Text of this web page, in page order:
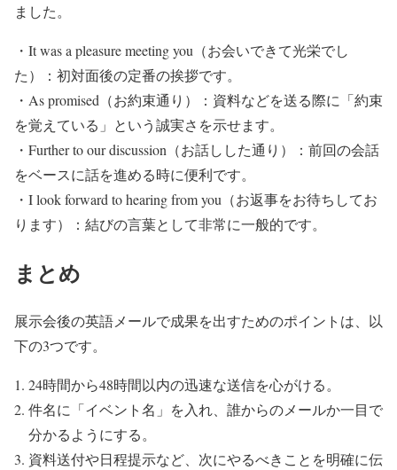
ました。
・It was a pleasure meeting you（お会いできて光栄でし
た）：初対面後の定番の挨拶です。
・As promised（お約束通り）：資料などを送る際に「約束
を覚えている」という誠実さを示せます。
・Further to our discussion（お話しした通り）：前回の会話
をベースに話を進める時に便利です。
・I look forward to hearing from you（お返事をお待ちしてお
ります）：結びの言葉として非常に一般的です。
まとめ
展示会後の英語メールで成果を出すためのポイントは、以
下の3つです。
24時間から48時間以内の迅速な送信を心がける。
件名に「イベント名」を入れ、誰からのメールか一目で
分かるようにする。
資料送付や日程提示など、次にやるべきことを明確に伝